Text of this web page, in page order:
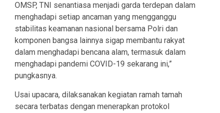
OMSP, TNI senantiasa menjadi garda terdepan dalam
menghadapi setiap ancaman yang mengganggu
stabilitas keamanan nasional bersama Polri dan
komponen bangsa lainnya sigap membantu rakyat
dalam menghadapi bencana alam, termasuk dalam
menghadapi pandemi COVID-19 sekarang ini,”
pungkasnya.
Usai upacara, dilaksanakan kegiatan ramah tamah
secara terbatas dengan menerapkan protokol